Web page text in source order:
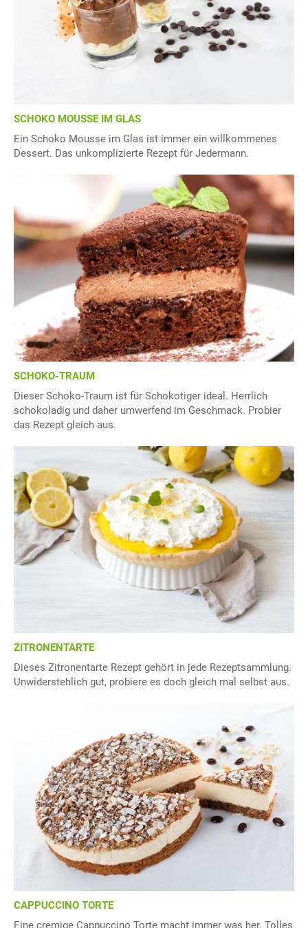
SCHOKO MOUSSE IM GLAS
Ein Schoko Mousse im Glas ist immer ein willkommenes
Dessert. Das unkomplizierte Rezept für Jedermann.
SCHOKO-TRAUM
Dieser Schoko-Traum ist für Schokotiger ideal. Herrlich
schokoladig und daher umwerfend im Geschmack. Probier
das Rezept gleich aus.
ZITRONENTARTE
Dieses Zitronentarte Rezept gehört in jede Rezeptsammlung.
Unwiderstehlich gut, probiere es doch gleich mal selbst aus.
CAPPUCCINO TORTE
Eine cremige Cappuccino Torte macht immer was her. Tolles